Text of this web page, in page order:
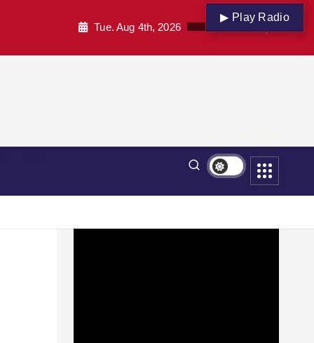
▶ Play Radio
Tue. Aug 4th, 2026